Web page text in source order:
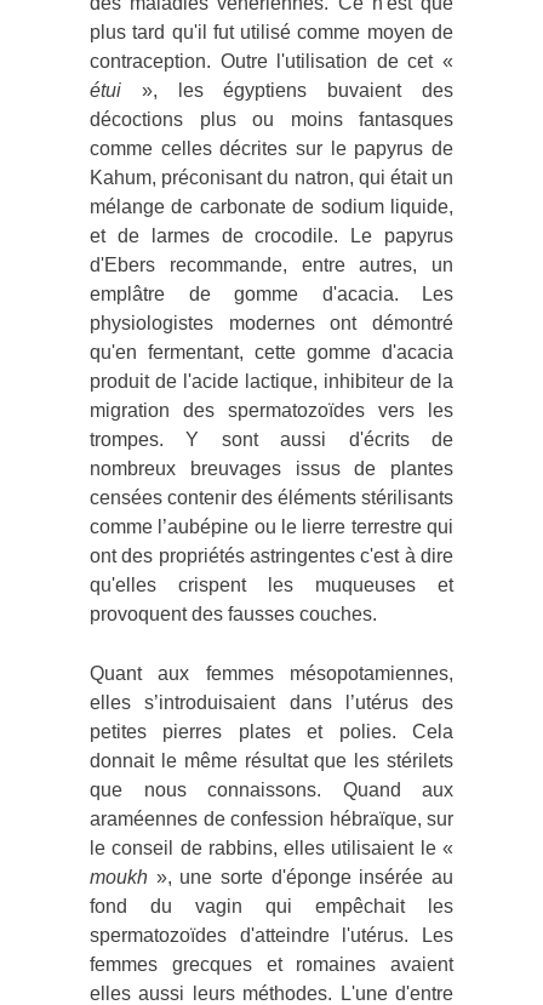
plus tard qu'il fut utilisé comme moyen de
contraception. Outre l'utilisation de cet «
étui », les égyptiens buvaient des
décoctions plus ou moins fantasques
comme celles décrites sur le papyrus de
Kahum, préconisant du natron, qui était un
mélange de carbonate de sodium liquide,
et de larmes de crocodile. Le papyrus
d'Ebers recommande, entre autres, un
emplâtre de gomme d'acacia. Les
physiologistes modernes ont démontré
qu'en fermentant, cette gomme d'acacia
produit de l'acide lactique, inhibiteur de la
migration des spermatozoïdes vers les
trompes. Y sont aussi d'écrits de
nombreux breuvages issus de plantes
censées contenir des éléments stérilisants
comme l’aubépine ou le lierre terrestre qui
ont des propriétés astringentes c'est à dire
qu'elles crispent les muqueuses et
provoquent des fausses couches.
Quant aux femmes mésopotamiennes,
elles s’introduisaient dans l’utérus des
petites pierres plates et polies. Cela
donnait le même résultat que les stérilets
que nous connaissons. Quand aux
araméennes de confession hébraïque, sur
le conseil de rabbins, elles utilisaient le «
moukh », une sorte d'éponge insérée au
fond du vagin qui empêchait les
spermatozoïdes d'atteindre l'utérus. Les
femmes grecques et romaines avaient
elles aussi leurs méthodes. L'une d'entre